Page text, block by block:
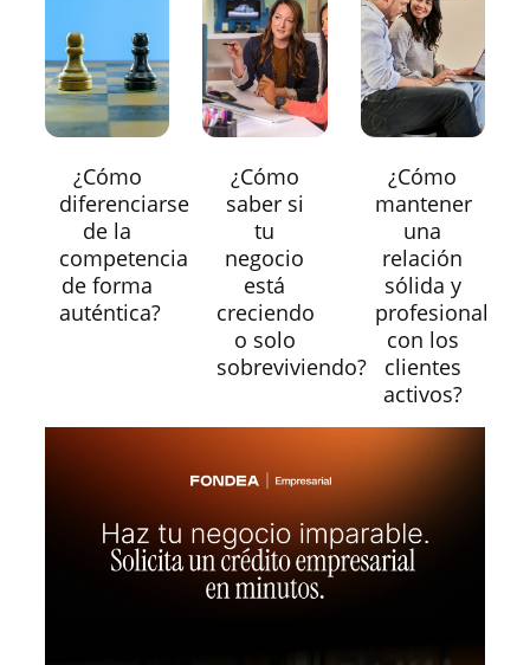
¿Cómo
diferenciarse
de la
competencia
de forma
auténtica?
¿Cómo
saber si
tu
negocio
está
creciendo
o solo
sobreviviendo?
¿Cómo
mantener
una
relación
sólida y
profesional
con los
clientes
activos?